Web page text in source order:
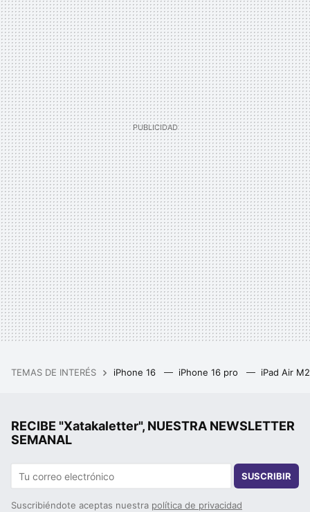
TEMAS DE INTERÉS iPhone 16 iPhone 16 pro iPad Air
RECIBE "Xatakaletter", NUESTRA NEWSLETTER
SEMANAL
SUSCRIBIR
Suscribiéndote aceptas nuestra política de privacidad